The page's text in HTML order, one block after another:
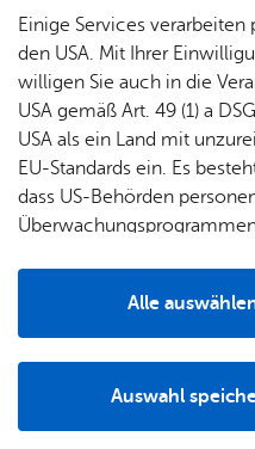
Ämter
A–Z
Diens
t­leis­
tun­gen
A–Z
For­
fent­li­
che
Be­
kannt­
ma­
chun­
& TV
Pres­se
Bil­
&
be­
ung
len
08. Mai 2019 -
Ka­te­go­rie:So­zia­les
Sport
knapp 37-mo­na­ti­ger
kos­ten lie­gen bei ca.
Einige Services
den USA. Mit Ihrer
willigen Sie auch in die
USA gemäß Art. 49 (1) a
USA als ein Land mit
EU-Standards ein. Es
dass US-Behörden
Auswahl
Alle